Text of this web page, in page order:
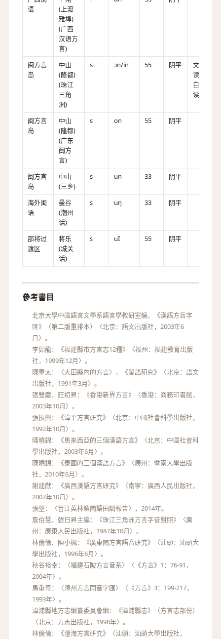
语
(上渡
雅埠)
(广西
汉语方
言)
闽方言
岛
中山
(隆都)
(珠江
三角
洲)
s ɔn/in 55 阴平
文
读，
白
读。
闽方言
岛
中山
(隆都)
(广东
闽方
言)
s on 55 阴平
闽方言
岛
中山
(三乡)
s un 33 阴平
海外闽
语
曼谷
(潮州
话)
s uŋ 33 阴平
邵将过
渡区
将乐
(城关
话)
s uɪ̃ 55 阴平
參考書目
北京大學中國語言文學系語言學教研室編，《漢語方音字
匯》（第二版重排本）〈北京：語文出版社，2003年6
月〉。
李如龍：《福建縣市方言志12種》〈福州：福建教育出版
社，1999年12月〉。
陳章太：〈大田縣內的方言〉，《閩語研究》〈北京：語文
出版社，1991年3月〉。
張雙慶、莊初昇：《香港新界方言》〈香港：商務印書館，
2003年10月〉。
張振興：《漳平方言研究》〈北京：中國社會科學出版社，
1992年10月〉。
陳曉錦：《馬來西亞的三個漢語方言》〈北京：中國社會科
學出版社，2003年6月〉。
陳曉錦：《泰國的三個漢語方言》〈廣州：暨南大學出版
社，2010年6月〉。
謝建猷：《廣西漢語方言研究》〈南寧：廣西人民出版社，
2007年10月〉。
張堅：〈晉江英林鎮閩語田調報告〉，2014年。
詹伯慧、張日昇主編：《珠江三角洲方言字音對照》〈廣
州：廣東人民出版社，1987年10月〉。
林倫倫、陳小楓：《廣東閩方言語音研究》〈汕頭：汕頭大
學出版社，1996年6月〉。
秋谷裕幸：〈福建石陂方言音系〉〈《方言》1：76-91，
2004年〉。
馬重奇：〈漳州方言同音字匯〉〈《方言》3：199-217，
1993年〉。
漳浦縣地方志編纂委員會編：《漳浦縣志》（方言志部份）
〈北京：方志出版社，1998年〉。
林倫倫：《澄海方言研究》〈汕頭：汕頭大學出版社，